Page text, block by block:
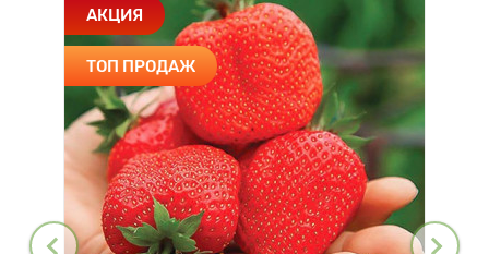
АКЦИЯ
ТОП ПРОДАЖ